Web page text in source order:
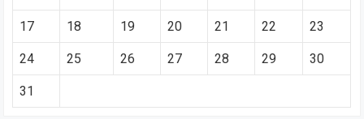
17 18 19 20 21 22 23
24 25 26 27 28 29 30
31